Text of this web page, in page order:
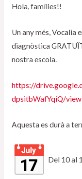
Hola, famílies!!
Un any més, Vocalia
diagnòstica
nostra escola.
https://
dpsitbWafYqiQ/
Aquesta es durà a
Del 10 al